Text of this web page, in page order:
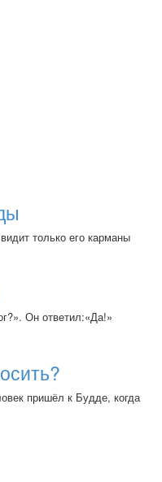
только его карманы
Он ответил:«Да!»
пришёл к Будде, когда